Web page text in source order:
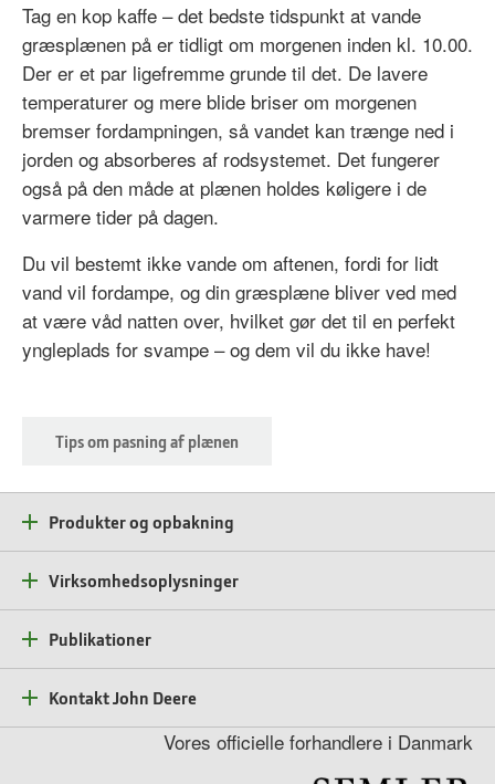
Tag en kop kaffe – det bedste tidspunkt at vande
græsplænen på er tidligt om morgenen inden kl. 10.00.
Der er et par ligefremme grunde til det. De lavere
temperaturer og mere blide briser om morgenen
bremser fordampningen, så vandet kan trænge ned i
jorden og absorberes af rodsystemet. Det fungerer
også på den måde at plænen holdes køligere i de
varmere tider på dagen.
Du vil bestemt ikke vande om aftenen, fordi for lidt
vand vil fordampe, og din græsplæne bliver ved med
at være våd natten over, hvilket gør det til en perfekt
yngleplads for svampe – og dem vil du ikke have!
Tips om pasning af plænen
Produkter og opbakning
Virksomhedsoplysninger
Publikationer
Kontakt John Deere
Vores officielle forhandlere i Danmark